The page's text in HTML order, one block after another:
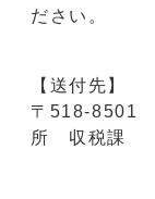
ださい。
【送付先】
〒518-8501
所 収税課